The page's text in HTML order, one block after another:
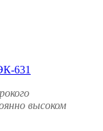
631
высоком